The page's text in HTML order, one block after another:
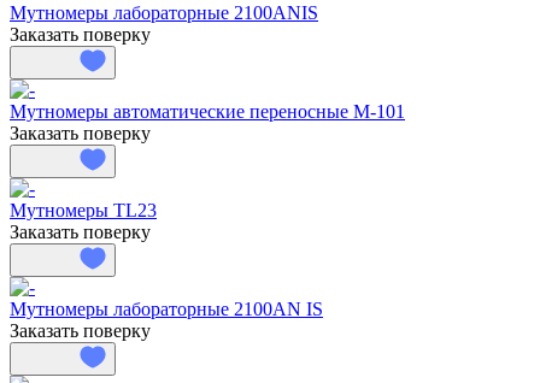
Мутномеры лабораторные 2100ANIS
Заказать поверку
Мутномеры автоматические переносные М-101
Заказать поверку
Мутномеры TL23
Заказать поверку
Мутномеры лабораторные 2100AN IS
Заказать поверку